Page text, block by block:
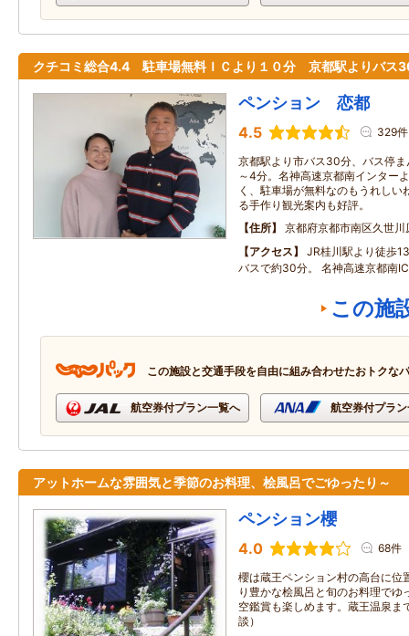
クチコミ総合4.4 駐車場無料ＩＣより１０分 京都駅よりバス
ペンション 恋都
4.5 329件
京都駅より市バス30分、バス停
～4分。名神高速京都南インター
く、駐車場が無料なのもうれしい
る手作り観光案内も好評。
住所
京都府京都市南区久世川
アクセス
JR桂川駅より徒歩
バスで約30分。 名神高速京都南
この施
この施設と交通手段を自由に組み合わせたおトクな
航空券付プラン一覧へ 航空券付プラ
アットホームな雰囲気と季節のお料理、桧風呂でごゆったり～
ペンション櫻
4.0 68件
櫻は蔵王ペンション村の高台に位
り豊かな桧風呂と旬のお料理でゆ
空鑑賞も楽しめます。蔵王温泉ま
談）